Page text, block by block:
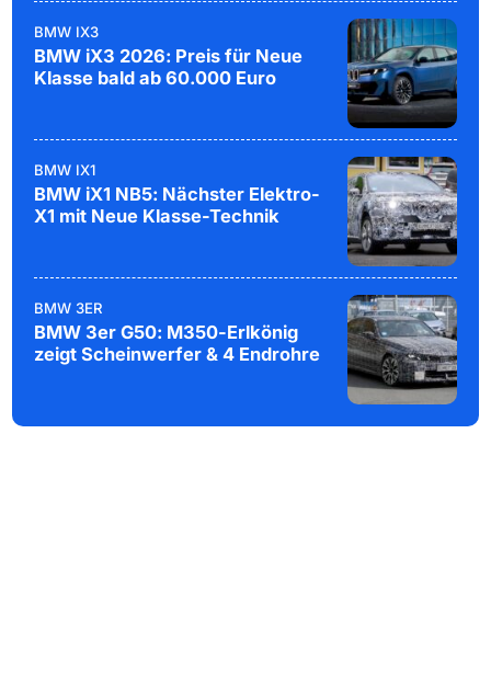
BMW IX3
BMW iX3 2026: Preis für Neue
Klasse bald ab 60.000 Euro
BMW IX1
BMW iX1 NB5: Nächster Elektro-
X1 mit Neue Klasse-Technik
BMW 3ER
BMW 3er G50: M350-Erlkönig
zeigt Scheinwerfer & 4 Endrohre